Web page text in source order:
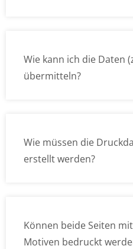
Wie kann ich die Daten
übermitteln?
Wie müssen die
erstellt werden?
Können beide Seiten
Motiven bedruckt